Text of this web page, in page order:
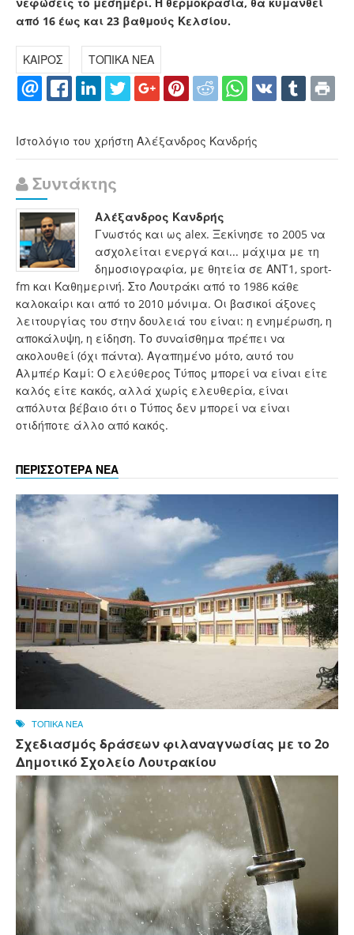
από 16 έως και 23 βαθμούς Κελσίου.
ΚΑΙΡΟΣ ΤΟΠΙΚΑ ΝΕΑ
Ιστολόγιο του χρήστη Αλέξανδρος Κανδρής
Συντάκτης
Αλέξανδρος Κανδρής
Γνωστός και ως alex. Ξεκίνησε το 2005 να
ασχολείται ενεργά και... μάχιμα με τη
δημοσιογραφία, με θητεία σε ΑΝΤ1, sport-
fm και Καθημερινή. Στο Λουτράκι από το 1986 κάθε
καλοκαίρι και από το 2010 μόνιμα. Οι βασικοί άξονες
λειτουργίας του στην δουλειά του είναι: η ενημέρωση, η
αποκάλυψη, η είδηση. Το συναίσθημα πρέπει να
ακολουθεί (όχι πάντα). Αγαπημένο μότο, αυτό του
Αλμπέρ Καμί: Ο ελεύθερος Τύπος μπορεί να είναι είτε
καλός είτε κακός, αλλά χωρίς ελευθερία, είναι
απόλυτα βέβαιο ότι ο Τύπος δεν μπορεί να είναι
οτιδήποτε άλλο από κακός.
ΠΕΡΙΣΣΟΤΕΡΑ ΝΕΑ
ΤΟΠΙΚΑ ΝΕΑ
Σχεδιασμός δράσεων φιλαναγνωσίας με το 2ο
Δημοτικό Σχολείο Λουτρακίου